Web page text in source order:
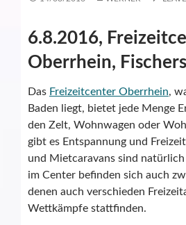
6.8.2016,
Oberrhein,
Das Freizeitcenter Oberrhein,
Baden liegt, bietet jede Menge
den Zelt, Wohnwagen oder
gibt es Entspannung und
und Mietcaravans sind
im Center befinden sich auch
denen auch verschieden
Wettkämpfe stattfinden.